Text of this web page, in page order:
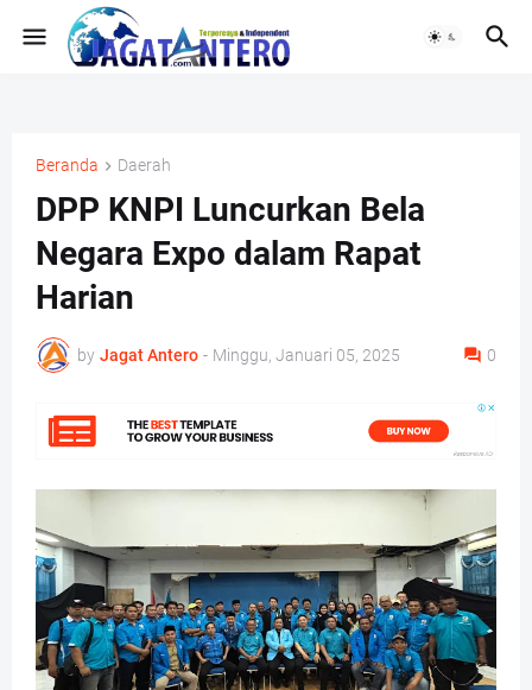
Beranda Daerah
DPP KNPI Luncurkan Bela
Negara Expo dalam Rapat
Harian
by Jagat Antero - Minggu, Januari 05, 2025 0